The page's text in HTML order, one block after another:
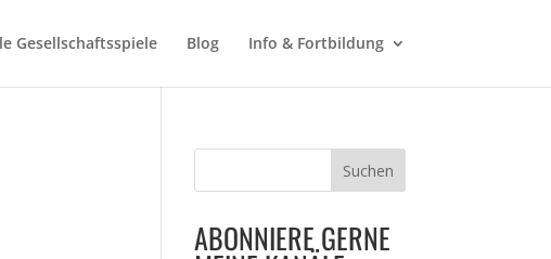
Gesellschaftsspiele Blog Info & Fortbildung
ABONNIERE GERNE